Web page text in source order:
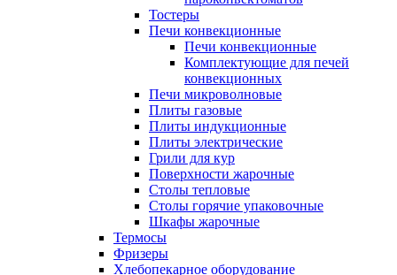
Тостеры
Печи конвекционные
Печи конвекционные
Комплектующие для печей
конвекционных
Печи микроволновые
Плиты газовые
Плиты индукционные
Плиты электрические
Грили для кур
Поверхности жарочные
Столы тепловые
Столы горячие упаковочные
Шкафы жарочные
Термосы
Фризеры
Хлебопекарное оборудование